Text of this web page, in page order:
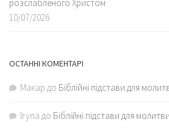
розслабленого Христом
10/07/2026
ОСТАННІ КОМЕНТАРІ
Макар до Біблійні підстави для
Iryna до Біблійні підстави для